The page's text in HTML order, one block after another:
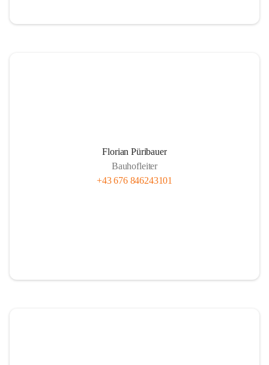
Florian Püribauer
Bauhofleiter
+43 676 846243101